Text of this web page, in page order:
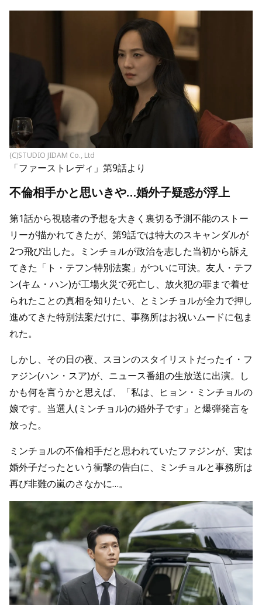
(C)STUDIO JIDAM Co., Ltd
「ファーストレディ」第9話より
不倫相手かと思いきや…婚外子疑惑が浮上
第1話から視聴者の予想を大きく裏切る予測不能のストー
リーが描かれてきたが、第9話では特大のスキャンダルが
2つ飛び出した。ミンチョルが政治を志した当初から訴え
てきた「ト・テフン特別法案」がついに可決。友人・テフ
ン(キム・ハン)が工場火災で死亡し、放火犯の罪まで着せ
られたことの真相を知りたい、とミンチョルが全力で押し
進めてきた特別法案だけに、事務所はお祝いムードに包ま
れた。
しかし、その日の夜、スヨンのスタイリストだったイ・フ
ァジン(ハン・スア)が、ニュース番組の生放送に出演。し
かも何を言うかと思えば、「私は、ヒョン・ミンチョルの
娘です。当選人(ミンチョル)の婚外子です」と爆弾発言を
放った。
ミンチョルの不倫相手だと思われていたファジンが、実は
婚外子だったという衝撃の告白に、ミンチョルと事務所は
再び非難の嵐のさなかに…。